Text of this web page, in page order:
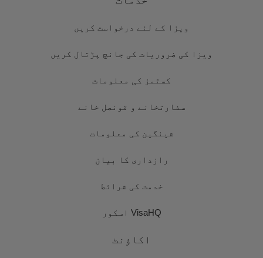
ویزا کے لئے درخواست کریں
ویزا کی ضروریات کی جانچ پڑتال کریں
کسٹمز کی معلومات
سفارتخانے و قونصل خانے
شینگین کی معلومات
رازداری کا بیان
خدمت کی شرائط
VisaHQ اسکور
اکاؤنٹ